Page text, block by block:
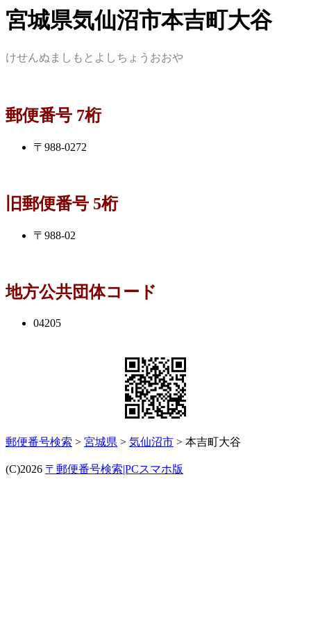
宮城県気仙沼市本吉町大谷
けせんぬましもとよしちょうおおや
郵便番号 7桁
〒988-0272
旧郵便番号 5桁
〒988-02
地方公共団体コード
04205
郵便番号検索 > 宮城県 > 気仙沼市 > 本吉町大谷
(C)2026 〒郵便番号検索|PCスマホ版